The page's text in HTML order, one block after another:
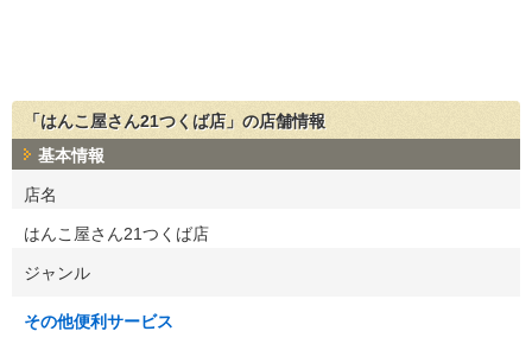
「はんこ屋さん21つくば店」の店舗情報
基本情報
店名
はんこ屋さん21つくば店
ジャンル
その他便利サービス